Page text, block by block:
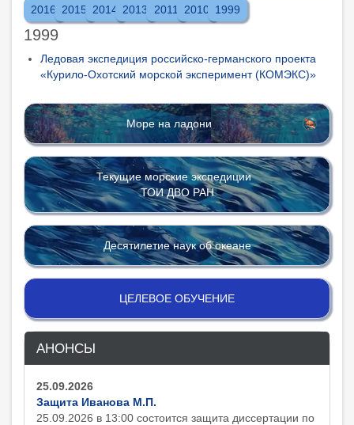
2016 2015 2014 2013 2011 2010 1999
1999
Ледовая экспедиция российско-германского проекта
«Курило-Охотский морской эксперимент (КОМЭКС)»
Море на ладони
Текущие морские экспедиции
ТОИ ДВО РАН
Десятилетие наук об океане
ЦЕЛЕВОЕ ОБУЧЕНИЕ
АНОНСЫ
25.09.2026
Защита Иванова М.П.
25.09.2026 в 13:00 состоится защита диcсертации по